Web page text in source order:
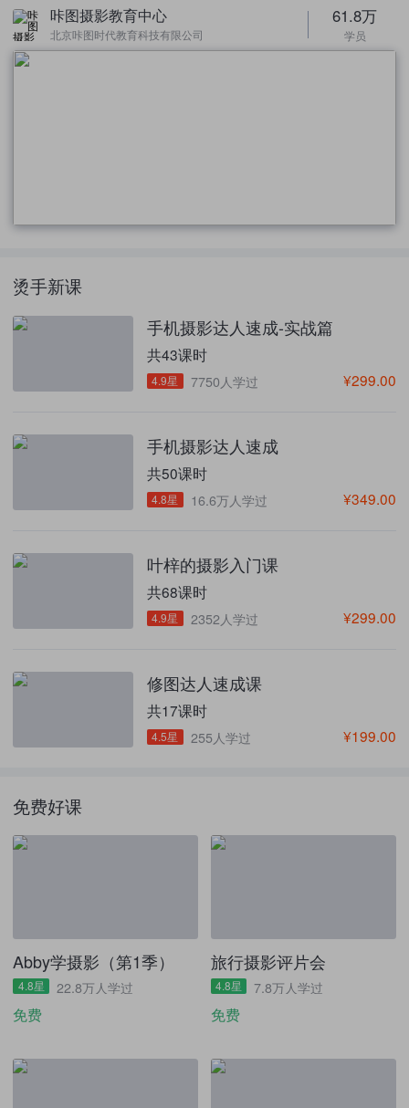
咔图摄影教育中心
北京咔图时代教育科技有限公司
61.8万
学员
烫手新课
手机摄影达人速成-实战篇
共43课时
4.9星 7750人学过 ¥299.00
手机摄影达人速成
共50课时
4.8星 16.6万人学过 ¥349.00
叶梓的摄影入门课
共68课时
4.9星 2352人学过 ¥299.00
修图达人速成课
共17课时
4.5星 255人学过 ¥199.00
免费好课
Abby学摄影（第1季）
4.8星 22.8万人学过
免费
旅行摄影评片会
4.8星 7.8万人学过
免费